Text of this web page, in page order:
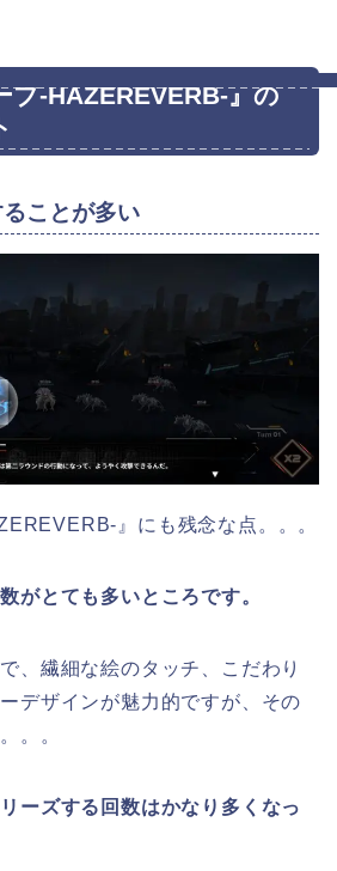
ブ-HAZEREVERB-』の
ことが多い
』にも残念な点。。。
がとても多いところです。
、繊細な絵のタッチ、こだわり
デザインが魅力的ですが、その
。。
ーズする回数はかなり多くなっ